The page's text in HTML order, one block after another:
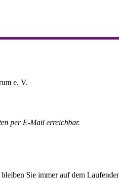
e. V.
per E-Mail erreichbar.
Sie immer auf dem